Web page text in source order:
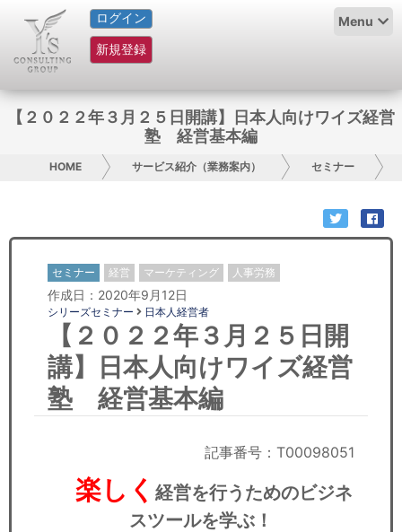
ログイン
新規登録
Menu
HOME
サービス紹介
お問い合わせ
日本人にPR
コンサルティング
リサーチ
セミナー
労務顧問
【２０２２年３月２５日開講】日本人向けワイズ経営
塾 経営基本編
HOME サービス紹介（業務案内） セミナー
セミナー 経営 マーケティング 人事労務
作成日：2020年9月12日
シリーズセミナー 日本人経営者
【２０２２年３月２５日開
講】日本人向けワイズ経営
塾 経営基本編
記事番号：T00098051
楽しく 経営を行うためのビジネ
スツールを学ぶ！